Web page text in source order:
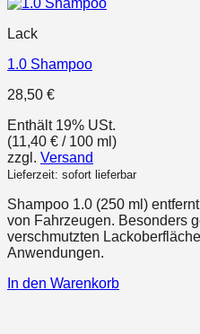
Lack
1.0 Shampoo
28,50 €
Enthält 19% USt.
(11,40 € / 100 ml)
zzgl. Versand
Lieferzeit: sofort lieferbar
Shampoo 1.0 (250 ml)
von Fahrzeugen. Besonders
verschmutzten
Anwendungen.
In den Warenkorb